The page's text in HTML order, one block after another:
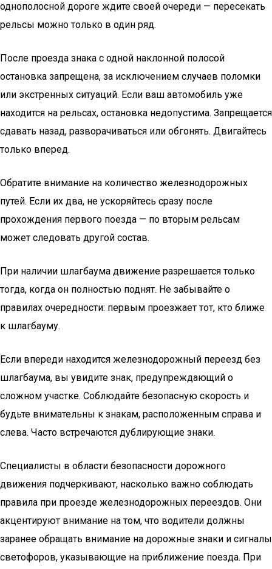
однополосной дороге ждите своей очереди — пересекать
рельсы можно только в один ряд.
После проезда знака с одной наклонной полосой
остановка запрещена, за исключением случаев поломки
или экстренных ситуаций. Если ваш автомобиль уже
находится на рельсах, остановка недопустима. Запрещается
сдавать назад, разворачиваться или обгонять. Двигайтесь
только вперед.
Обратите внимание на количество железнодорожных
путей. Если их два, не ускоряйтесь сразу после
прохождения первого поезда — по вторым рельсам
может следовать другой состав.
При наличии шлагбаума движение разрешается только
тогда, когда он полностью поднят. Не забывайте о
правилах очередности: первым проезжает тот, кто ближе
к шлагбауму.
Если впереди находится железнодорожный переезд без
шлагбаума, вы увидите знак, предупреждающий о
сложном участке. Соблюдайте безопасную скорость и
будьте внимательны к знакам, расположенным справа и
слева. Часто встречаются дублирующие знаки.
Специалисты в области безопасности дорожного
движения подчеркивают, насколько важно соблюдать
правила при проезде железнодорожных переездов. Они
акцентируют внимание на том, что водители должны
заранее обращать внимание на дорожные знаки и сигналы
светофоров, указывающие на приближение поезда. При